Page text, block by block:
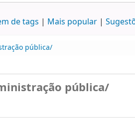
de tags Mais popular
pública/
pública/